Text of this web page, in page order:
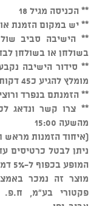
** הכניסה מגיל 18
** יש במקום הזמנת
** הישיבה סביב
בשולחן או בשולחן
** סידור הישיבה
מומלץ להגיע כ45 דקות לפני תחילת המופע.
** הזמנתם בנפרד
מהשעה 15:00
(איחוד הזמנות מראש
המופע בכפוף ל-5% דמי ביטול, לאחר מכן אין ביטולים